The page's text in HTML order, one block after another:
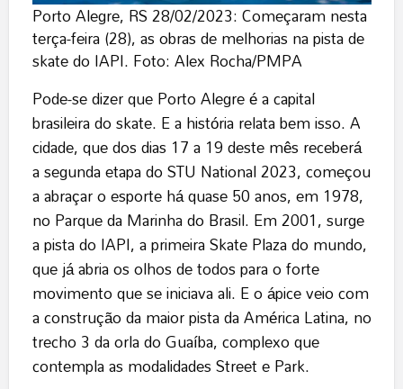
Porto Alegre, RS 28/02/2023: Começaram nesta
terça-feira (28), as obras de melhorias na pista de
skate do IAPI. Foto: Alex Rocha/PMPA
Pode-se dizer que Porto Alegre é a capital
brasileira do skate. E a história relata bem isso. A
cidade, que dos dias 17 a 19 deste mês receberá
a segunda etapa do STU National 2023, começou
a abraçar o esporte há quase 50 anos, em 1978,
no Parque da Marinha do Brasil. Em 2001, surge
a pista do IAPI, a primeira Skate Plaza do mundo,
que já abria os olhos de todos para o forte
movimento que se iniciava ali. E o ápice veio com
a construção da maior pista da América Latina, no
trecho 3 da orla do Guaíba, complexo que
contempla as modalidades Street e Park.